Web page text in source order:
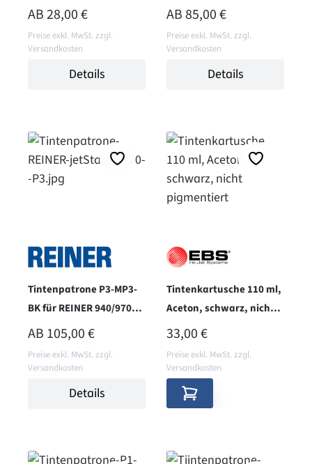
REGULÄRER PREIS:
AB28,00 €
Preise exkl. MwSt. zzgl.
Versandkosten
Details
790MP und 990 - schwarz
REGULÄRER PREIS:
AB85,00 €
Preise exkl. MwSt. zzgl.
Versandkosten
Details
Tintenpatrone P3-MP3-
BK für REINER 940/970MP
- schwarz
REGULÄRER PREIS:
AB 105,00 €
Preise exkl. MwSt. zzgl.
Versandkosten
Details
Tintenkartusche 110 ml,
Aceton, schwarz, nicht
pigmentiert
REGULÄRER PREIS:
33,00 €
Preise exkl. MwSt. zzgl.
Versandkosten